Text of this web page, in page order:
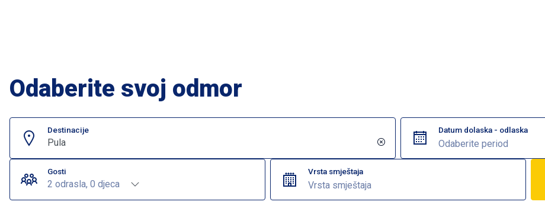
Odaberite svoj odmor
Destinacije
Pula
Datum dolaska - odlaska
Gosti
2 odrasla, 0 djeca
Vrsta smještaja
Vrsta smještaja